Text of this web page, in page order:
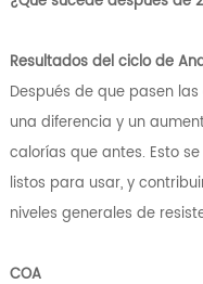
Resultados del ciclo de
Después de que pasen
una diferencia y un
calorías que antes. Esto
listos para usar, y
niveles generales de
COA